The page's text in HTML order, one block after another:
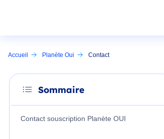
Accueil Planète Oui Contact
Sommaire
Contact souscription Planète OUI